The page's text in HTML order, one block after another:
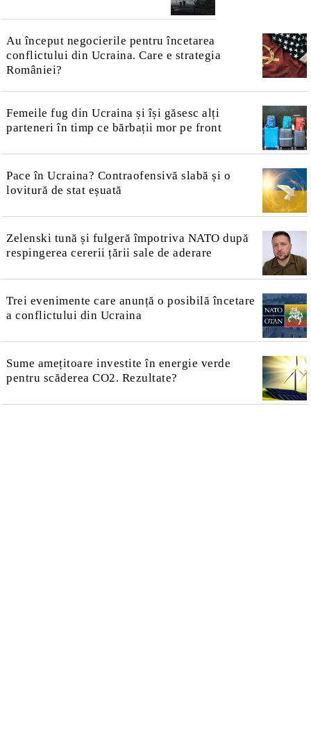
Au început negocierile pentru încetarea
conflictului din Ucraina. Care e strategia
României?
Femeile fug din Ucraina și își găsesc alți
parteneri în timp ce bărbații mor pe front
Pace în Ucraina? Contraofensivă slabă și o
lovitură de stat eșuată
Zelenski tună și fulgeră împotriva NATO după
respingerea cererii țării sale de aderare
Trei evenimente care anunță o posibilă încetare
a conflictului din Ucraina
Sume amețitoare investite în energie verde
pentru scăderea CO2. Rezultate?